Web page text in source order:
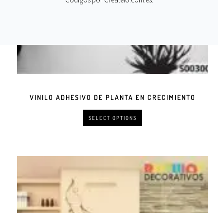
VINILO ADHESIVO DE PLANTA EN CRECIMIENTO
SELECT OPTIONS